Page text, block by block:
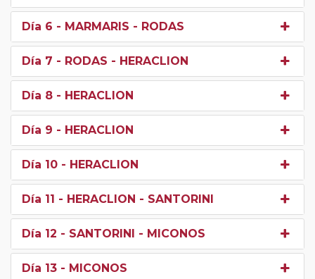
Día 6 - MARMARIS - RODAS
Día 7 - RODAS - HERACLION
Día 8 - HERACLION
Día 9 - HERACLION
Día 10 - HERACLION
Día 11 - HERACLION - SANTORINI
Día 12 - SANTORINI - MICONOS
Día 13 - MICONOS